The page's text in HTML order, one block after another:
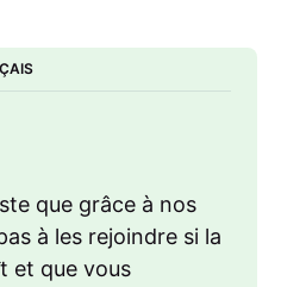
que grâce à nos
à les rejoindre si la
et que vous